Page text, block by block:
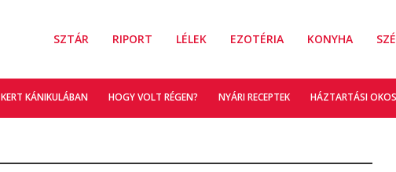
SZTÁR RIPORT LÉLEK EZOTÉRIA KONYHA
KERT KÁNIKULÁBAN HOGY VOLT RÉGEN? NYÁRI RECEPTEK HÁZTARTÁSI